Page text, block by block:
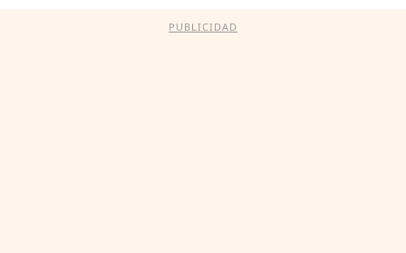
PUBLICIDAD